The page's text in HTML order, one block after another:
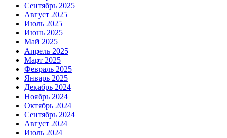
Сентябрь 2025
Август 2025
Июль 2025
Июнь 2025
Май 2025
Апрель 2025
Март 2025
Февраль 2025
Январь 2025
Декабрь 2024
Ноябрь 2024
Октябрь 2024
Сентябрь 2024
Август 2024
Июль 2024